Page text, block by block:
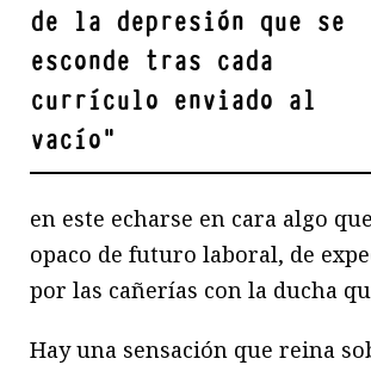
de la depresión que se
esconde tras cada
currículo enviado al
vacío"
en este echarse en cara algo
opaco de futuro laboral, de
por las cañerías con la ducha
Hay una sensación que reina